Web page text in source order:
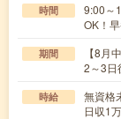
時間
9:00～
OK！
期間
【8月
2～3日
時給
無資
日収1